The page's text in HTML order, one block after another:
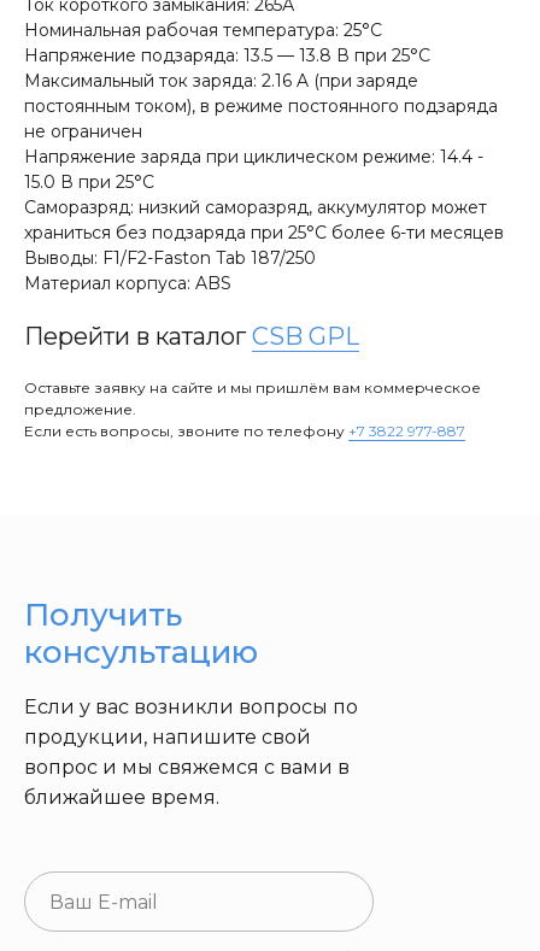
Ток короткого замыкания: 265А
Номинальная рабочая температура: 25°С
Напряжение подзаряда: 13.5 — 13.8 В при 25°С
Максимальный ток заряда: 2.16 A (при заряде
постоянным током), в режиме постоянного подзаряда
не ограничен
Напряжение заряда при циклическом режиме: 14.4 -
15.0 В при 25°С
Саморазряд: низкий саморазряд, аккумулятор может
храниться без подзаряда при 25°С более 6-ти месяцев
Выводы: F1/F2-Faston Tab 187/250
Материал корпуса: ABS
Перейти в каталогCSB GPL
Оставьте заявку на сайте и мы пришлём вам коммерческое
предложение.
Если есть вопросы, звоните по телефону +7 3822 977-887
Если у вас возникли вопросы по
продукции, напишите свой
вопрос и мы свяжемся с вами в
ближайшее время.
Получить
консультацию